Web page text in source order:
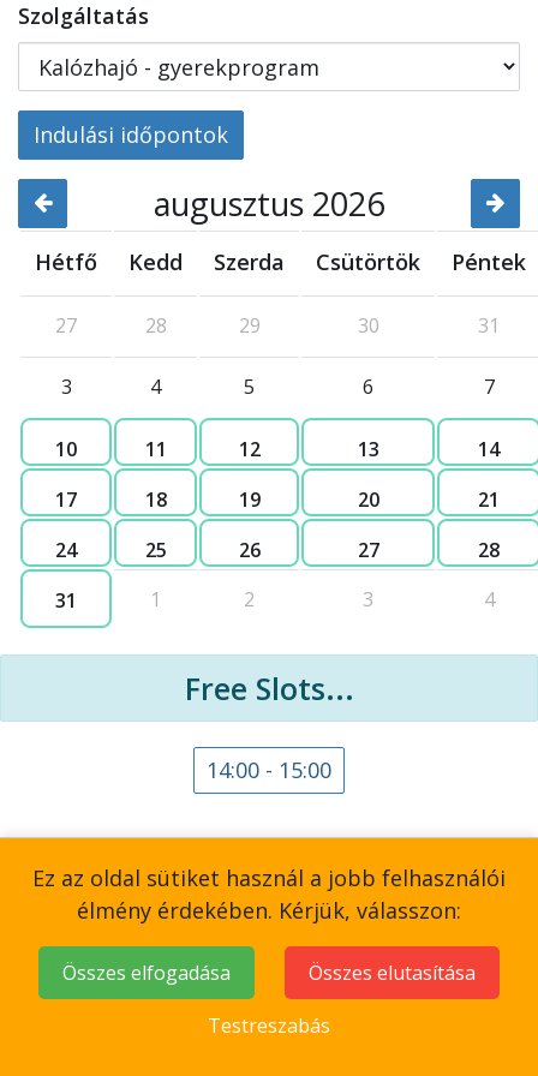
Szolgáltatás
Indulási időpontok
augusztus 2026
Hétfő Kedd Szerda Csütörtök Péntek
27 28 29 30 31
3 4 5 6 7
10 11 12 13
14
17
18 19 20
21
24
25 26 27
28
31
1 2 3 4
Free Slots...
14:00 - 15:00
Ez az oldal sütiket használ a jobb felhasználói
élmény érdekében. Kérjük, válasszon:
Összes elfogadása
Összes elutasítása
Testreszabás